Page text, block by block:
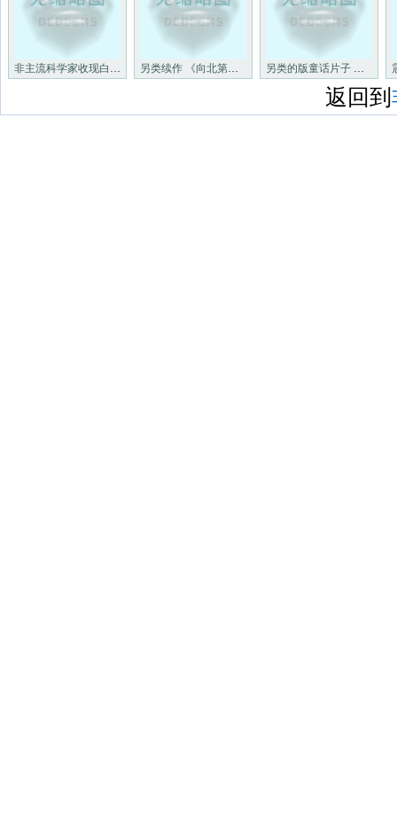
非主流科学家收现白矮星四周可 另类续作 《向北第章》最新截 另类的版童话片子 《沉睡魔咒
返回到